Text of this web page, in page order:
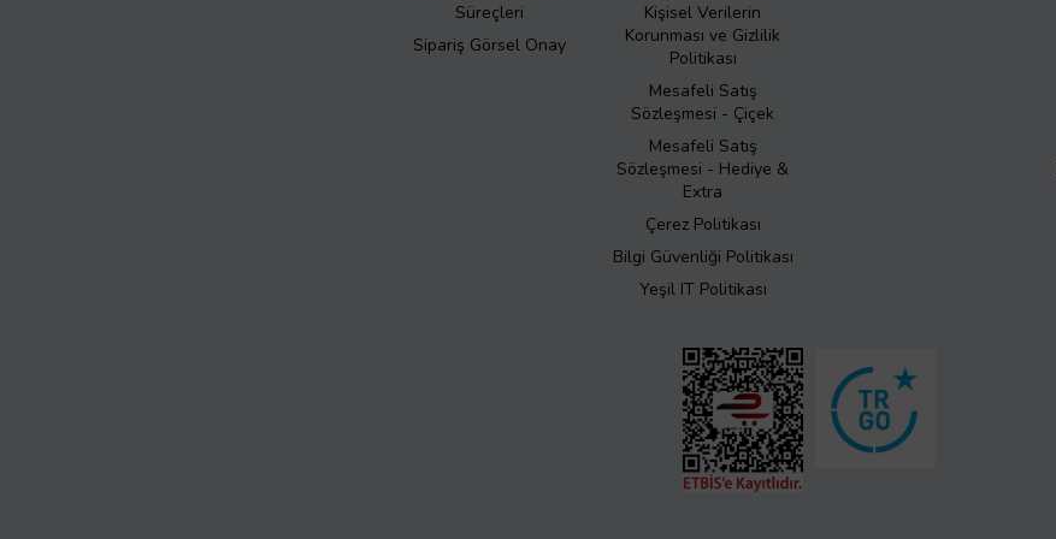
Süreçleri
Sipariş Görsel Onay
Kişisel Verilerin
Korunması ve Gizlilik
Politikası
Mesafeli Satış
Sözleşmesi - Çiçek
Mesafeli Satış
Sözleşmesi - Hediye &
Extra
Çerez Politikası
Bilgi Güvenliği Politikası
Yeşil IT Politikası